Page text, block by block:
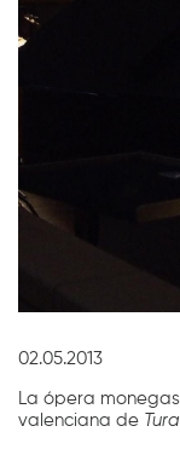
02.05.2013
La ópera
valenciana de